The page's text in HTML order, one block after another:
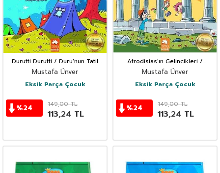
Durutti Durutti / Duru'nun Tatil
Günlükleri
Mustafa Ünver
Eksik Parça Çocuk
%24 149,00TL
113,24 TL
Afrodisias'ın Gelincikleri /
Duru'nun Tatil Günlükler
Mustafa Ünver
Eksik Parça Çocuk
%24 149,00TL
113,24 TL